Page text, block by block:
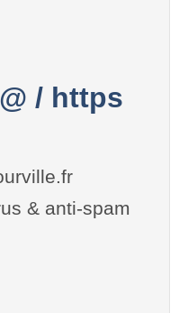
/ https
& anti-spam